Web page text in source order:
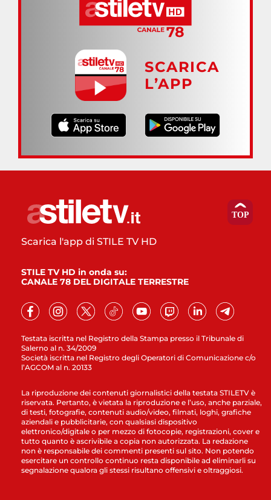
SCARICA
L’APP
Testata iscritta nel Registro della Stampa presso il Tribunale di
Salerno al n. 34/2009
Società iscritta nel Registro degli Operatori di Comunicazione c/o
l’AGCOM al n. 20133
Scarica l'app di STILE TV HD
STILE TV HD in onda su:
CANALE 78 DEL DIGITALE TERRESTRE
La riproduzione dei contenuti giornalistici della testata STILETV è
riservata. Pertanto, è vietata la riproduzione e l’uso, anche parziale,
di testi, fotografie, contenuti audio/video, filmati, loghi, grafiche
aziendali e pubblicitarie, con qualsiasi dispositivo
elettronico/digitale o per mezzo di fotocopie, registrazioni, cover e
tutto quanto è ascrivibile a copia non autorizzata. La redazione
non è responsabile dei commenti presenti sul sito. Non potendo
esercitare un controllo continuo resta disponibile ad eliminarli su
segnalazione qualora gli stessi risultano offensivi e oltraggiosi.